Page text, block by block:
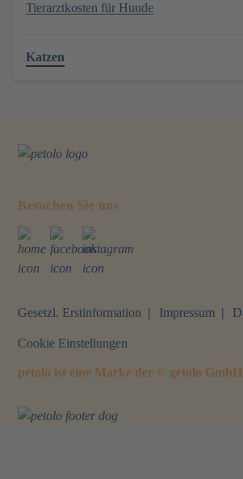
Tierarztkosten für Hunde
Katzen
Besuchen Sie uns
Gesetzl. Erstinformation
Impressum
Cookie Einstellungen
petolo ist eine Marke der © getolo GmbH